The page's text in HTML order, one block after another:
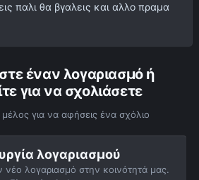
παλι θα βγαλεις και αλλο πραμα
έναν λογαριασμό ή
για να σχολιάσετε
μέλος για να αφήσεις ένα σχόλιο
λογαριασμού
νέο λογαριασμό στην κοινότητά μας.